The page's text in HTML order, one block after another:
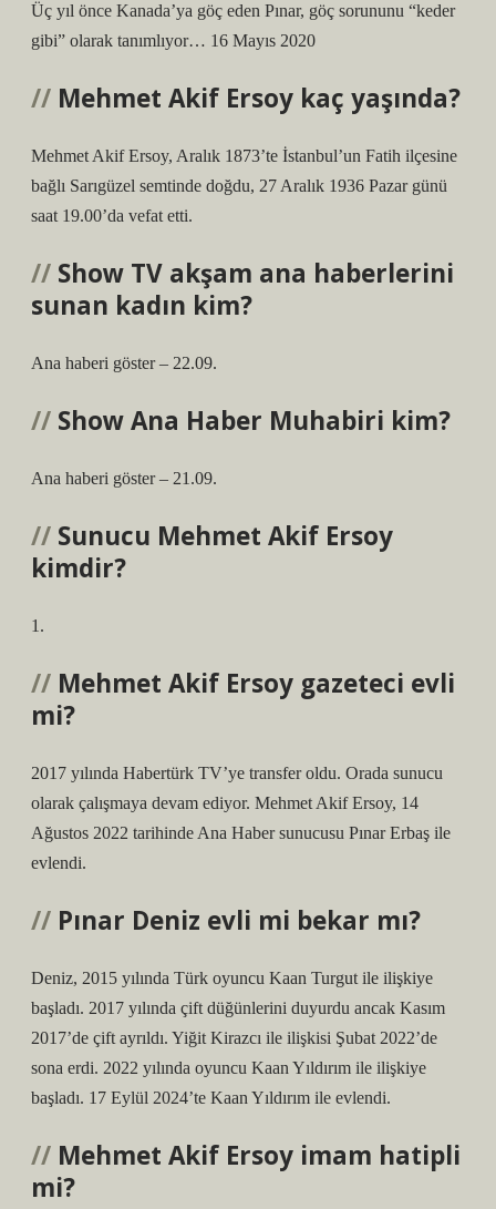
Üç yıl önce Kanada’ya göç eden Pınar, göç sorununu “keder
gibi” olarak tanımlıyor… 16 Mayıs 2020
Mehmet Akif Ersoy kaç yaşında?
Mehmet Akif Ersoy, Aralık 1873’te İstanbul’un Fatih ilçesine
bağlı Sarıgüzel semtinde doğdu, 27 Aralık 1936 Pazar günü
saat 19.00’da vefat etti.
Show TV akşam ana haberlerini
sunan kadın kim?
Ana haberi göster – 22.09.
Show Ana Haber Muhabiri kim?
Ana haberi göster – 21.09.
Sunucu Mehmet Akif Ersoy
kimdir?
1.
Mehmet Akif Ersoy gazeteci evli
mi?
2017 yılında Habertürk TV’ye transfer oldu. Orada sunucu
olarak çalışmaya devam ediyor. Mehmet Akif Ersoy, 14
Ağustos 2022 tarihinde Ana Haber sunucusu Pınar Erbaş ile
evlendi.
Pınar Deniz evli mi bekar mı?
Deniz, 2015 yılında Türk oyuncu Kaan Turgut ile ilişkiye
başladı. 2017 yılında çift düğünlerini duyurdu ancak Kasım
2017’de çift ayrıldı. Yiğit Kirazcı ile ilişkisi Şubat 2022’de
sona erdi. 2022 yılında oyuncu Kaan Yıldırım ile ilişkiye
başladı. 17 Eylül 2024’te Kaan Yıldırım ile evlendi.
Mehmet Akif Ersoy imam hatipli
mi?